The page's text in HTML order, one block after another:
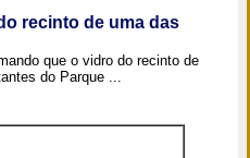
recinto de uma das
que o vidro do recinto de
do Parque ...